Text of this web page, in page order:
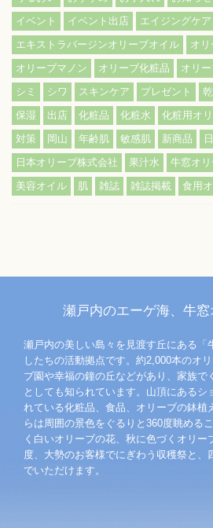
イベント
イベント出店
エイジングケア
エキストラバージンオリーブオイル
オ
オリーブマノン
オリーブ化粧品 オリ
シミ
シワ スキンケア プレゼント
保湿
出店 化粧品 化粧水 化粧用オ
対策
岡山 年齢肌 敏感肌 新商品
日本オリーブ株式会社
果汁水 牛窓オ
美容オイル
肌 雑誌 雑誌掲載 食用
瀬戸内のエーゲ海、牛
瀬戸内の美しい島々を見渡す丘にある「
したちの活動拠点です。約2,000本のオ
ブ園や幸福の鐘の丘などがあり、家族で
としても知られています。山頂にあるシ
れている化粧品、食品、オリーブの鉢植
らは周囲の景色をぐるりと360度眺める
く白いオリーブの花、秋に色づくオリー
度、大勢のお客様でにぎわう収穫祭と、
でいただけます。